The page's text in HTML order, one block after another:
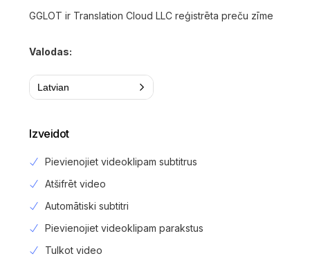
GGLOT ir Translation Cloud LLC reģistrēta preču zīme
Valodas:
Latvian
Izveidot
Pievienojiet videoklipam subtitrus
Atšifrēt video
Automātiski subtitri
Pievienojiet videoklipam parakstus
Tulkot video